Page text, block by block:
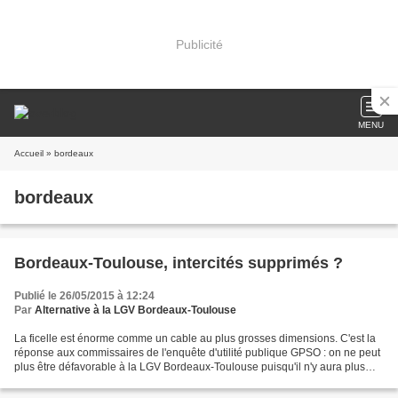
Publicité
MENU
Accueil » bordeaux
bordeaux
Bordeaux-Toulouse, intercités supprimés ?
Publié le 26/05/2015 à 12:24
Par Alternative à la LGV Bordeaux-Toulouse
La ficelle est énorme comme un cable au plus grosses dimensions. C'est la
réponse aux commissaires de l'enquête d'utilité publique GPSO : on ne peut
plus être défavorable à la LGV Bordeaux-Toulouse puisqu'il n'y aura plus